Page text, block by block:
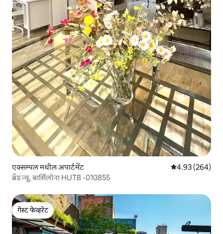
एक्सम्पल मधील अपार्टमेंट 5 पैकी 4.93
4.93 (264)
ब्रँड न्यू, बार्सिलोना HUTB -010855
गेस्ट फेव्हरेट
गेस्ट फेव्हरेट